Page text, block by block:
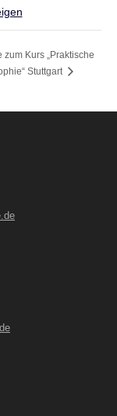
zum Kurs „Praktische
Stuttgart